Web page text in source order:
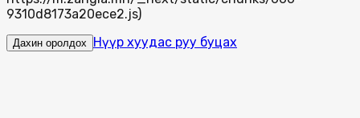
9310d8173a20ece2.js)
Дахин оролдох Нүүр хуудас руу буцах